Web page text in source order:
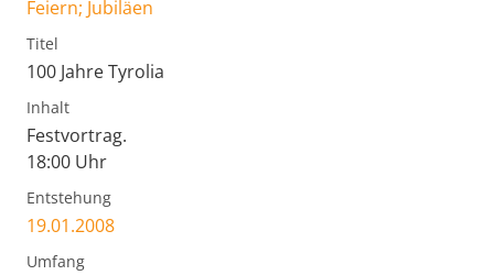
Feiern; Jubiläen
Titel
100 Jahre Tyrolia
Inhalt
Festvortrag.
18:00 Uhr
Entstehung
19.01.2008
Umfang